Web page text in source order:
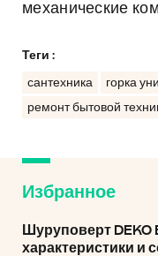
механические
Теги :
сантехника горка
ремонт бытовой
Избранное
Шуруповерт DEKO
характеристики и